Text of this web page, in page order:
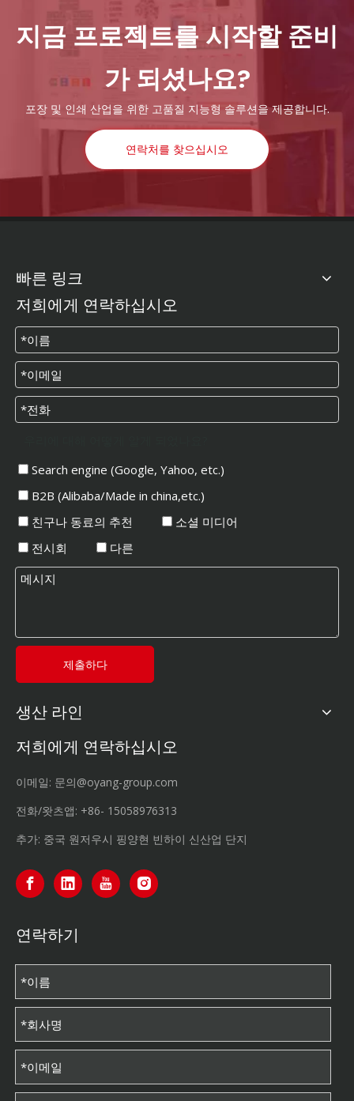
지금 프로젝트를 시작할 준비
가 되셨나요?
포장 및 인쇄 산업을 위한 고품질 지능형 솔루션을 제공합니다.
연락처를 찾으십시오
빠른 링크
저희에게 연락하십시오
Search engine (Google, Yahoo, etc.)
B2B (Alibaba/Made in china,etc.)
친구나 동료의 추천
소셜 미디어
전시회
다른
제출하다
생산 라인
저희에게 연락하십시오
이메일: 문의@oyang-group.com
전화/왓츠앱: +86- 15058976313
추가: 중국 원저우시 핑양현 빈하이 신산업 단지
연락하기